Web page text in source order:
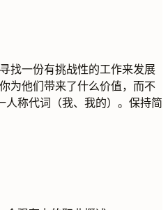
找一份有挑战性的工作来发展
为他们带来了什么价值，而不
人称代词（我、我的）。保持简